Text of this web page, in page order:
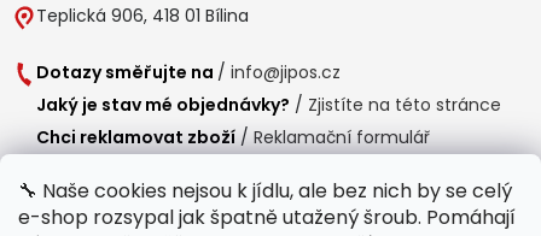
🔧 Naše cookies nejsou k jídlu, ale bez nich by se celý
e-shop rozsypal jak špatně utažený šroub. Pomáhají
Teplická 906, 418 01 Bílina
Dotazy směřujte na / info@jipos.cz
Jaký je stav mé objednávky? / Zjistíte na této stránce
Chci reklamovat zboží / Reklamační formulář
Provozní doba